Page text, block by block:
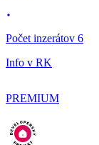
Počet inzerátov 6
Info v RK
PREMIUM